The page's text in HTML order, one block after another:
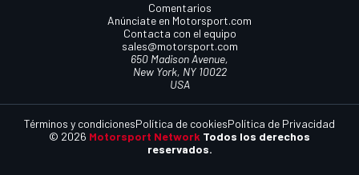
Comentarios
Anúnciate en Motorsport.com
Contacta con el equipo
sales@motorsport.com
650 Madison Avenue,
New York, NY 10022
USA
© 2026 Motorsport Network Todos los derechos
reservados.
Términos y condicionesPolítica de cookiesPolítica de Privacidad